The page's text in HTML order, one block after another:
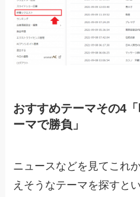
おすすめテーマその4
ーマで勝負」
ニュースなどを見てこれ
えそうなテーマを探すと